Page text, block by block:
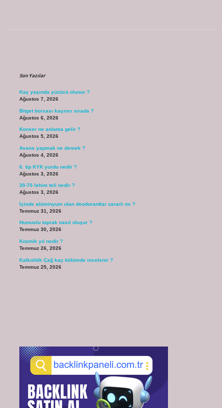
Son Yazılar
Kaç yaşında yüzücü olunur ?
Ağustos 7, 2026
Bitget borsası kaçıncı sırada ?
Ağustos 6, 2026
Konser ne anlama gelir ?
Ağustos 5, 2026
Avans yapmak ne demek ?
Ağustos 4, 2026
6. tip KYK yurdu nedir ?
Ağustos 3, 2026
30-70 lehim teli nedir ?
Ağustos 3, 2026
İçinde alüminyum olan deodorantlar zararlı mı ?
Temmuz 31, 2026
Humuslu toprak nasıl oluşur ?
Temmuz 30, 2026
Kozmik yıl nedir ?
Temmuz 26, 2026
Kalkolitik Çağ kaç bölümde incelenir ?
Temmuz 25, 2026